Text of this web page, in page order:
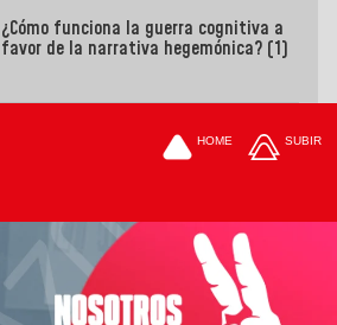
¿Cómo funciona la guerra cognitiva a
favor de la narrativa hegemónica? (1)
HOME SUBIR